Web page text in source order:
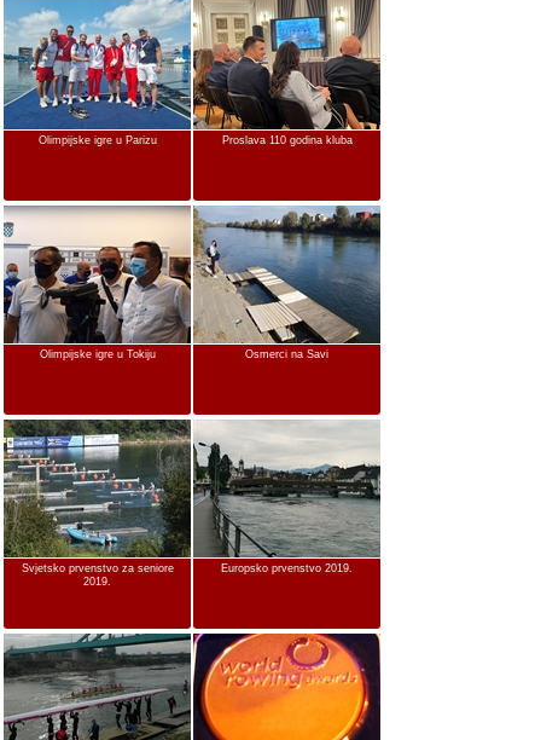
Olimpijske igre u Parizu Proslava 110 godina kluba
Olimpijske igre u Tokiju Osmerci na Savi
Svjetsko prvenstvo za seniore
2019.
Europsko prvenstvo 2019.